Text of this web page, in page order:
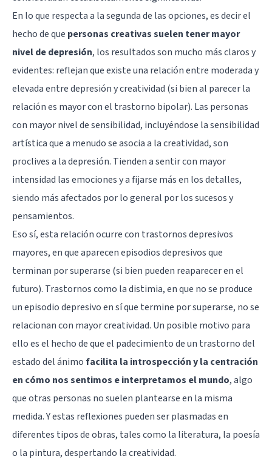
En lo que respecta a la segunda de las opciones, es decir el
hecho de que personas creativas suelen tener mayor
nivel de depresión, los resultados son mucho más claros y
evidentes: reflejan que existe una relación entre moderada y
elevada entre depresión y creatividad (si bien al parecer la
relación es mayor con el trastorno bipolar). Las personas
con mayor nivel de sensibilidad, incluyéndose la sensibilidad
artística que a menudo se asocia a la creatividad, son
proclives a la depresión. Tienden a sentir con mayor
intensidad las emociones y a fijarse más en los detalles,
siendo más afectados por lo general por los sucesos y
pensamientos.
Eso sí, esta relación ocurre con trastornos depresivos
mayores, en que aparecen episodios depresivos que
terminan por superarse (si bien pueden reaparecer en el
futuro). Trastornos como la distimia, en que no se produce
un episodio depresivo en sí que termine por superarse, no se
relacionan con mayor creatividad. Un posible motivo para
ello es el hecho de que el padecimiento de un trastorno del
estado del ánimofacilita la introspección y la centración
en cómo nos sentimos e interpretamos el mundo, algo
que otras personas no suelen plantearse en la misma
medida. Y estas reflexiones pueden ser plasmadas en
diferentes tipos de obras, tales como la literatura, la poesía
o la pintura, despertando la creatividad.